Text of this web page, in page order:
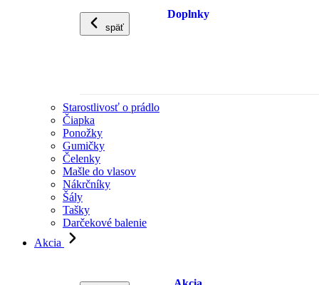
späť
Doplnky
Starostlivosť o prádlo
Čiapka
Ponožky
Gumičky
Čelenky
Mašle do vlasov
Nákrčníky
Šály
Tašky
Darčekové balenie
Akcia